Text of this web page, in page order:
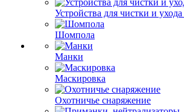
Устройства для чистки и
Шомпола
Манки
Маскировка
Охотничье снаряжение